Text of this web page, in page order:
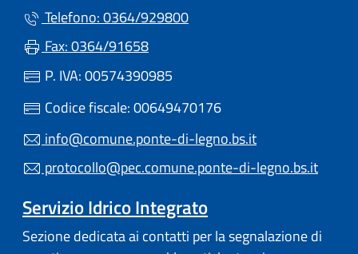
Telefono: 0364/929800
Fax: 0364/91658
P. IVA: 00574390985
Codice fiscale: 00649470176
info@comune.ponte-di-legno.bs.it
protocollo@pec.comune.ponte-di-legno.bs.it
Servizio Idrico Integrato
Sezione dedicata ai contatti per la segnalazione di